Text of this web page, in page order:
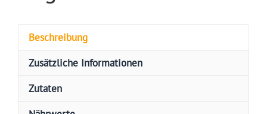
Beschreibung
Zusätzliche Informationen
Zutaten